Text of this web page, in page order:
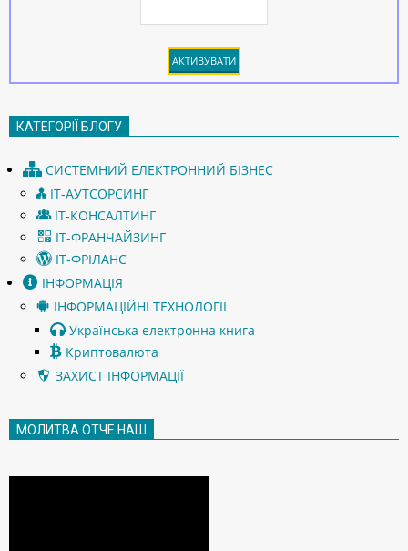
КАТЕГОРІЇ БЛОГУ
СИСТЕМНИЙ ЕЛЕКТРОННИЙ БІЗНЕС
ІТ-АУТСОРСИНГ
ІТ-КОНСАЛТИНГ
ІТ-ФРАНЧАЙЗИНГ
ІТ-ФРІЛАНС
ІНФОРМАЦІЯ
ІНФОРМАЦІЙНІ ТЕХНОЛОГІЇ
Українська електронна книга
Криптовалюта
ЗАХИСТ ІНФОРМАЦІЇ
МОЛИТВА ОТЧЕ НАШ